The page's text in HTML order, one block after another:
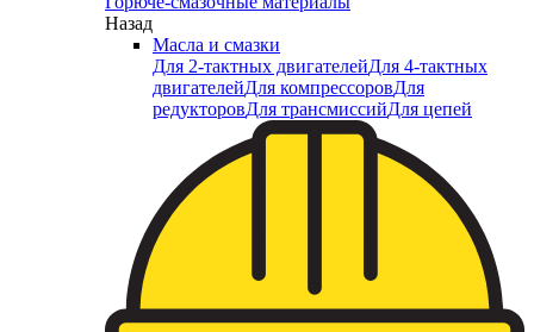
Назад
Масла и смазки
Для 2-тактных двигателейДля 4-тактных
двигателейДля компрессоровДля
редукторовДля трансмиссийДля цепей